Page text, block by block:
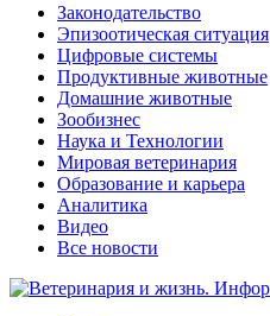
Законодательство
Эпизоотическая ситуация
Цифровые системы
Продуктивные животные
Домашние животные
Зообизнес
Наука и Технологии
Мировая ветеринария
Образование и карьера
Аналитика
Видео
Все новости